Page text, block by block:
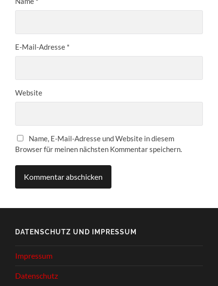
E-Mail-Adresse *
Website
Name, E-Mail-Adresse und Website in diesem
Browser für meinen nächsten Kommentar speichern.
DATENSCHUTZ UND IMPRESSUM
Impressum
Datenschutz